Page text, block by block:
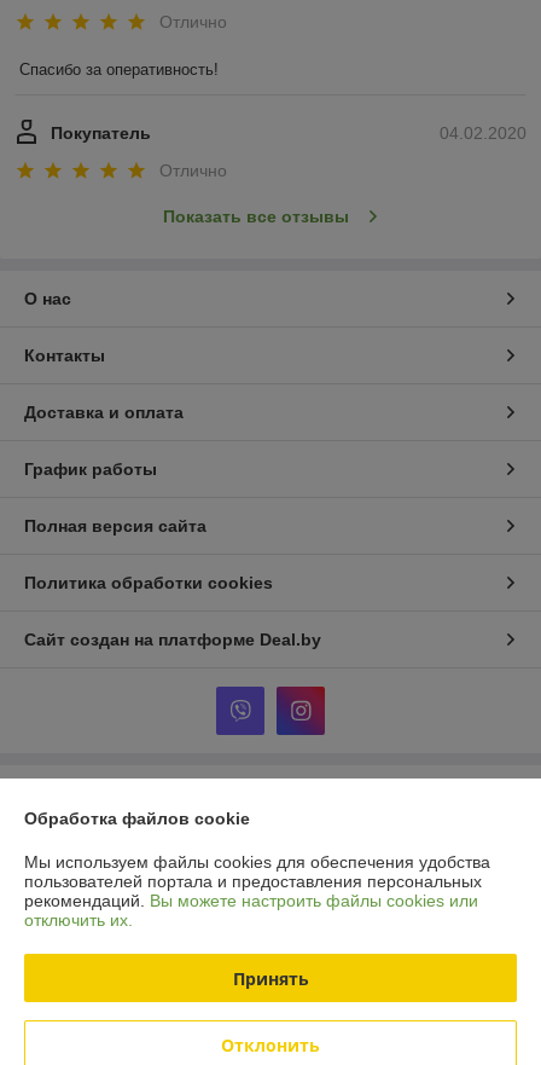
Отлично
Спасибо за оперативность!
04.02.2020
Покупатель
Отлично
Показать все отзывы
О нас
Контакты
Доставка и оплата
График работы
Полная версия сайта
Политика обработки cookies
Сайт создан на платформе Deal.by
225708, Брестская обл., г. Пинск, ул. Индустриальная, д. 5Д, офис 4.
Регистрационный номер ЕГР: 291836976
Регистрационный орган: Единый государственный регистр
Местонахождение книги жалоб и предложений: 225708, Брестская
Обработка файлов cookie
Мы используем файлы cookies для обеспечения удобства
пользователей портала и предоставления персональных
рекомендаций. Вы можете настроить файлы cookies или
отключить их.
Принять
Отклонить